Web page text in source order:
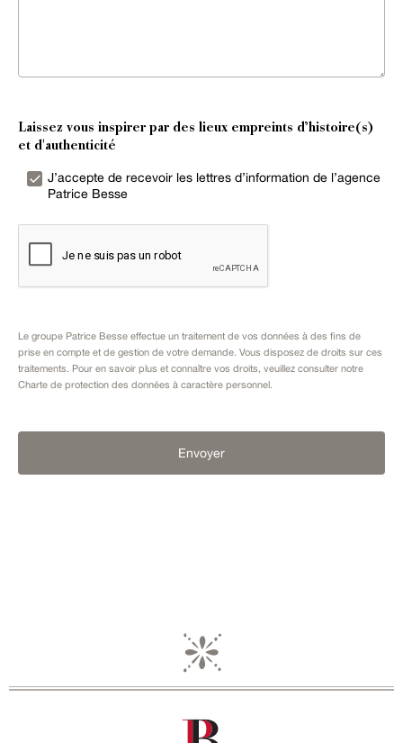
Laissez vous inspirer par des lieux empreints d’histoire(s)
et d'authenticité
J’accepte de recevoir les lettres d’information de l’agence
Patrice Besse
Le groupe Patrice Besse effectue un traitement de vos données à des fins de
prise en compte et de gestion de votre demande. Vous disposez de droits sur ces
traitements. Pour en savoir plus et connaître vos droits, veuillez consulter notre
Charte de protection des données à caractère personnel .
Envoyer